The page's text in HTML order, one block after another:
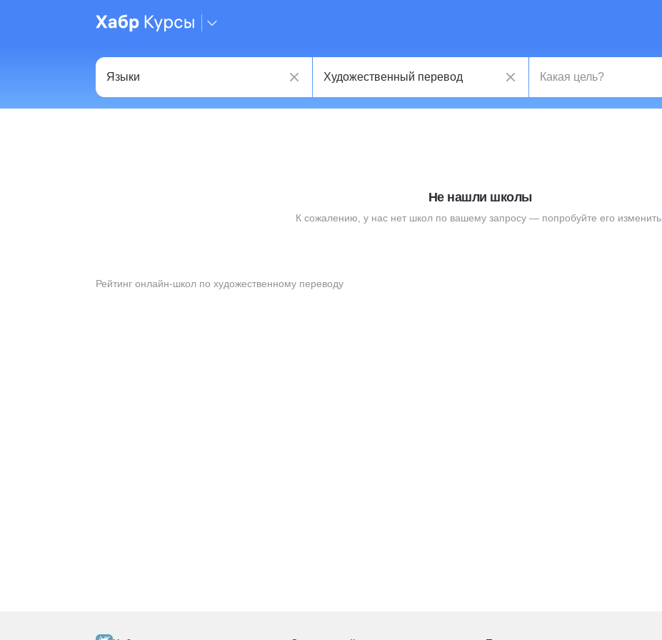
Рейтинг онлайн-школ по художественному переводу
Не нашли школы
К сожалению, у нас нет школ по вашему запросу — попробуйте его изменить.